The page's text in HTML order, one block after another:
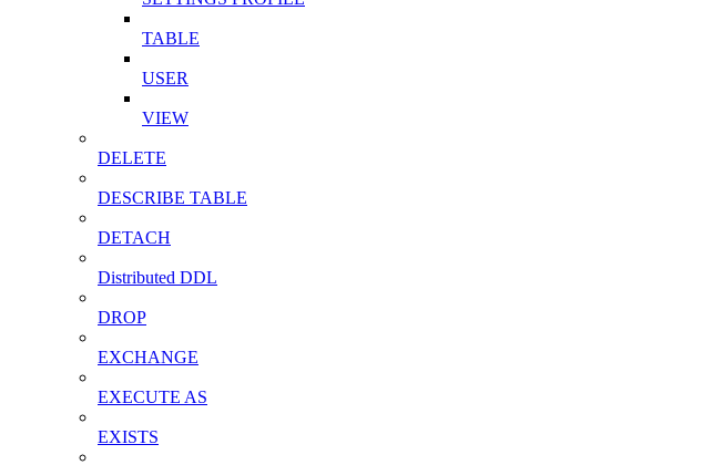
TABLE
USER
VIEW
DELETE
DESCRIBE TABLE
DETACH
Distributed DDL
DROP
EXCHANGE
EXECUTE AS
EXISTS